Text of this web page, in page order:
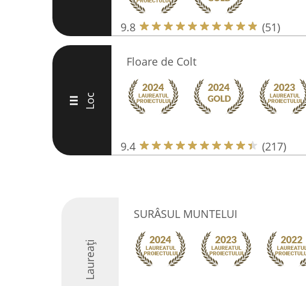
9.8 (51)
III Loc
Floare de Colt
9.4 (217)
Laureați
SURÂSUL MUNTELUI